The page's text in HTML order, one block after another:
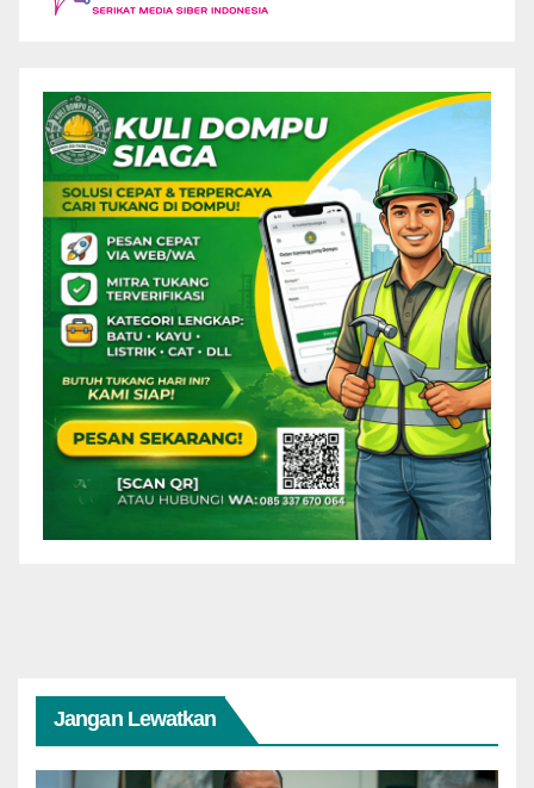
Jangan Lewatkan